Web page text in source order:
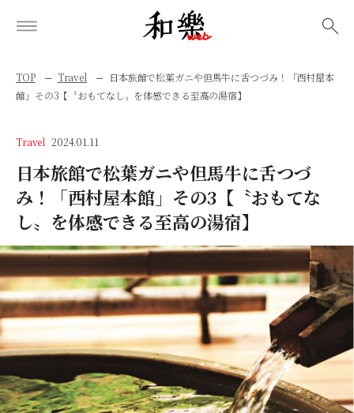
TOP Travel
日本旅館で松葉ガニや但馬牛に舌つづみ！「西村屋本
館」その3【〝おもてなし〟を体感できる至高の湯宿】
Travel 2024.01.11
日本旅館で松葉ガニや但馬牛に舌つづ
み！「西村屋本館」その3【〝おもてな
し〟を体感できる至高の湯宿】